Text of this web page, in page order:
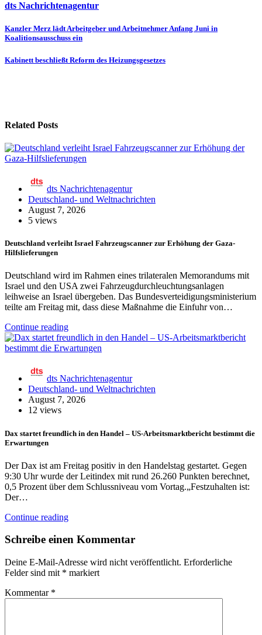
dts Nachrichtenagentur
Beitragsnavigation
Kanzler Merz lädt Arbeitgeber und Arbeitnehmer Anfang Juni in
Koalitionsausschuss ein
Kabinett beschließt Reform des Heizungsgesetzes
Related Posts
dts Nachrichtenagentur
Deutschland- und Weltnachrichten
August 7, 2026
5 views
Deutschland verleiht Israel Fahrzeugscanner zur Erhöhung der Gaza-
Hilfslieferungen
Deutschland wird im Rahmen eines trilateralen Memorandums mit
Israel und den USA zwei Fahrzeugdurchleuchtungsanlagen
leihweise an Israel übergeben. Das Bundesverteidigungsministerium
teilte am Freitag mit, dass diese Maßnahme die Einfuhr von…
Continue reading
dts Nachrichtenagentur
Deutschland- und Weltnachrichten
August 7, 2026
12 views
Dax startet freundlich in den Handel – US-Arbeitsmarktbericht bestimmt die
Erwartungen
Der Dax ist am Freitag positiv in den Handelstag gestartet. Gegen
9:30 Uhr wurde der Leitindex mit rund 26.260 Punkten berechnet,
0,5 Prozent über dem Schlussniveau vom Vortag.„Festzuhalten ist:
Der…
Continue reading
Schreibe einen Kommentar
Deine E-Mail-Adresse wird nicht veröffentlicht. Erforderliche
Felder sind mit * markiert
Kommentar *